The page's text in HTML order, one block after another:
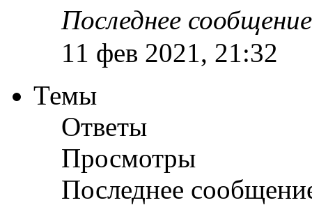
Последнее
11 фев 2021, 21:32
Темы
Ответы
Просмотры
Последнее